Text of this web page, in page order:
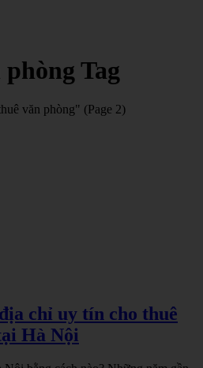
Tag
văn phòng" (Page 2)
chỉ uy tín cho thuê
Hà Nội